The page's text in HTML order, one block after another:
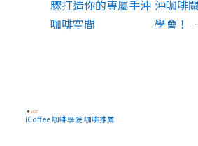
驟打造你的專屬手沖
咖啡空間
沖咖啡
學會！
iCoffee 咖啡學院 咖啡推薦